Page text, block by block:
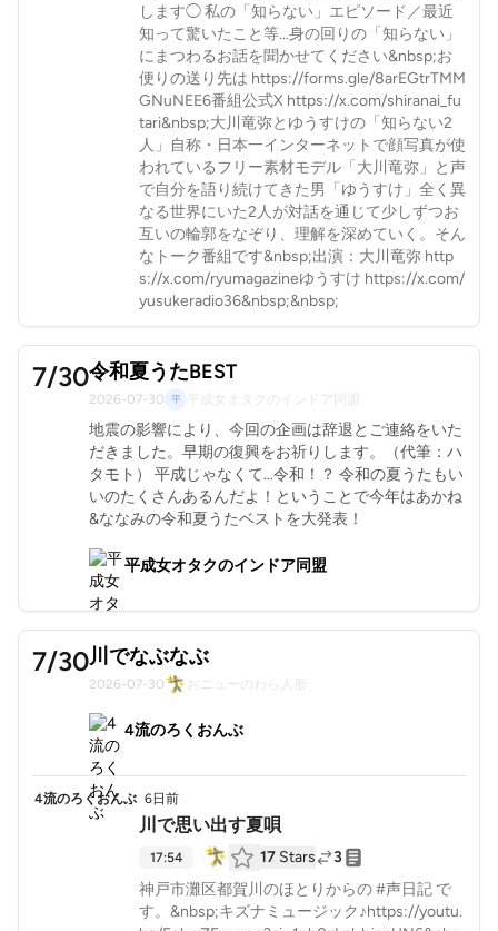
します◯ 私の「知らない」エピソード／最近
知って驚いたこと等…身の回りの「知らない」
にまつわるお話を聞かせてください&nbsp;お
便りの送り先は https://forms.gle/8arEGtrTMM
GNuNEE6番組公式X https://x.com/shiranai_fu
tari&nbsp;大川竜弥とゆうすけの「知らない2
人」自称・日本一インターネットで顔写真が使
われているフリー素材モデル「大川竜弥」と声
で自分を語り続けてきた男「ゆうすけ」全く異
なる世界にいた2人が対話を通じて少しずつお
互いの輪郭をなぞり、理解を深めていく。そん
なトーク番組です&nbsp;出演：大川竜弥 http
s://x.com/ryumagazineゆうすけ https://x.com/
yusukeradio36&nbsp;&nbsp;
7/30令和夏うたBEST
2026-07-30 平成女オタクのインドア同盟
地震の影響により、今回の企画は辞退とご連絡をいた
だきました。早期の復興をお祈りします。（代筆：ハ
タモト） 平成じゃなくて…令和！？ 令和の夏うたもい
いのたくさんあるんだよ！ということで今年はあかね
&ななみの令和夏うたベストを大発表！
平成女オタクのインドア同盟
7/30川でなぶなぶ
2026-07-30 おニューのわら人形
4流のろくおんぶ
4流のろくおんぶ 6日前
川で思い出す夏唄
17:54 17 Stars
3
神戸市灘区都賀川のほとりからの #声日記 で
す。&nbsp;キズナミュージック♪https://youtu.